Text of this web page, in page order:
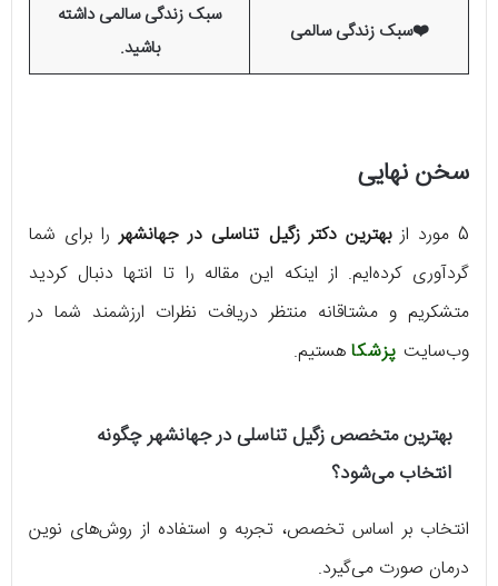
❤️سبک زندگی سالمی
سبک زندگی سالمی داشته
باشید.
سخن نهایی
5 مورد از بهترین دکتر زگیل تناسلی در جهانشهررا برای شما
گردآوری کرده‌ایم. از اینکه این مقاله را تا انتها دنبال کردید
متشکریم و مشتاقانه منتظر دریافت نظرات ارزشمند شما در
وب‌سایت پزشکاهستیم.
بهترین متخصص زگیل تناسلی در جهانشهر چگونه
انتخاب می‌شود؟
انتخاب بر اساس تخصص، تجربه و استفاده از روش‌های نوین
درمان صورت می‌گیرد.